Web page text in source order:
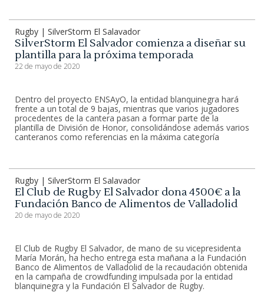
Rugby | SilverStorm El Salavador
SilverStorm El Salvador comienza a diseñar su
plantilla para la próxima temporada
22 de mayo de 2020
Dentro del proyecto ENSAyO, la entidad blanquinegra hará
frente a un total de 9 bajas, mientras que varios jugadores
procedentes de la cantera pasan a formar parte de la
plantilla de División de Honor, consolidándose además varios
canteranos como referencias en la máxima categoría
Rugby | SilverStorm El Salavador
El Club de Rugby El Salvador dona 4500€ a la
Fundación Banco de Alimentos de Valladolid
20 de mayo de 2020
El Club de Rugby El Salvador, de mano de su vicepresidenta
María Morán, ha hecho entrega esta mañana a la Fundación
Banco de Alimentos de Valladolid de la recaudación obtenida
en la campaña de crowdfunding impulsada por la entidad
blanquinegra y la Fundación El Salvador de Rugby.